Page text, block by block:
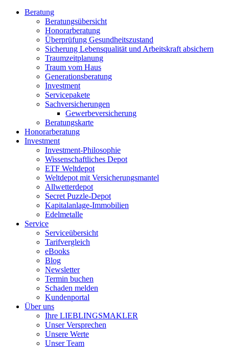
Beratung
Beratungsübersicht
Honorarberatung
Überprüfung Gesundheitszustand
Sicherung Lebensqualität und Arbeitskraft absichern
Traumzeitplanung
Traum vom Haus
Generationsberatung
Investment
Servicepakete
Sachversicherungen
Gewerbeversicherung
Beratungskarte
Honorarberatung
Investment
Investment-Philosophie
Wissenschaftliches Depot
ETF Weltdepot
Weltdepot mit Versicherungsmantel
Allwetterdepot
Secret Puzzle-Depot
Kapitalanlage-Immobilien
Edelmetalle
Service
Serviceübersicht
Tarifvergleich
eBooks
Blog
Newsletter
Termin buchen
Schaden melden
Kundenportal
Über uns
Ihre LIEBLINGSMAKLER
Unser Versprechen
Unsere Werte
Unser Team